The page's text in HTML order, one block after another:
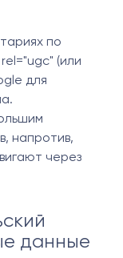
по
(или
для
напротив,
через
данные